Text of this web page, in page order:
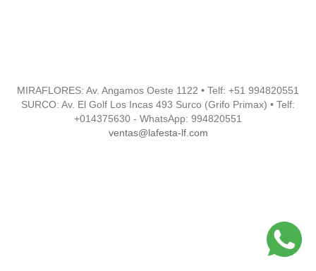
MIRAFLORES: Av. Angamos Oeste 1122 • Telf: +51 994820551
SURCO: Av. El Golf Los Incas 493 Surco (Grifo Primax) • Telf:
+014375630 - WhatsApp: 994820551
ventas@lafesta-lf.com